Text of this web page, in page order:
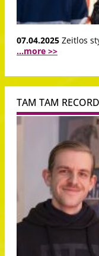
07.04.2025 Zeitlos
...more >>
TAM TAM